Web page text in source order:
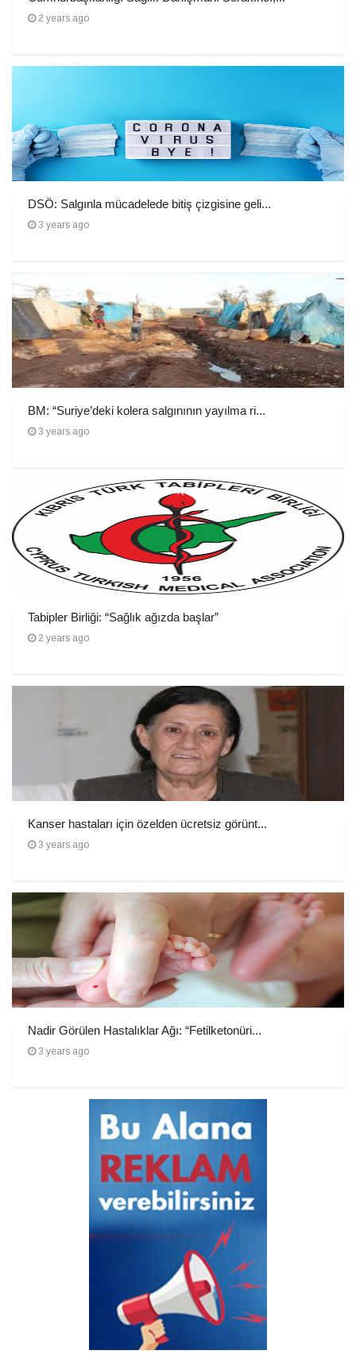
2 years ago
DSÖ: Salgınla mücadelede bitiş çizgisine geli...
3 years ago
BM: “Suriye’deki kolera salgınının yayılma ri...
3 years ago
Tabipler Birliği: “Sağlık ağızda başlar”
2 years ago
Kanser hastaları için özelden ücretsiz görünt...
3 years ago
Nadir Görülen Hastalıklar Ağı: “Fetilketonüri...
3 years ago